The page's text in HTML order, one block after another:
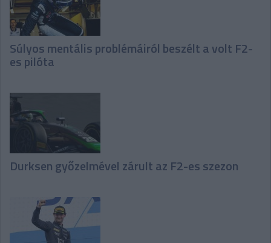
Súlyos mentális problémáiról beszélt a volt F2-
es pilóta
Durksen győzelmével zárult az F2-es szezon